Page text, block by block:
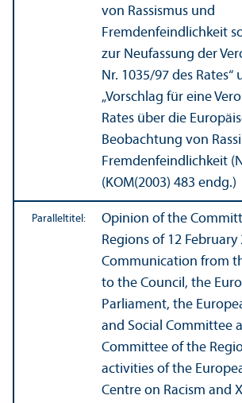
von Rassismus und
Fremdenfeindlichkeit
zur Neufassung der
Nr. 1035/97 des Rates“
„Vorschlag für eine
Rates über die
Beobachtung von
Fremdenfeindlichkeit
(KOM(2003) 483 endg.)
Paralleltitel:
Opinion of the
Regions of 12
Communication from
to the Council, the
Parliament, the
and Social Committee
Committee of the
activities of the
Centre on Racism and